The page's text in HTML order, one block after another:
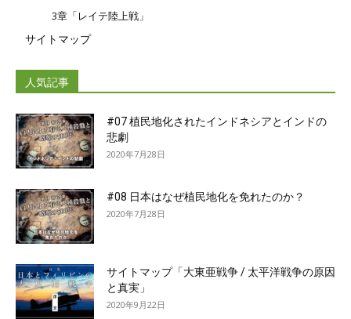
3章「レイテ陸上戦」
サイトマップ
人気記事
#07 植民地化されたインドネシアとインドの
悲劇
2020年7月28日
#08 日本はなぜ植民地化を免れたのか？
2020年7月28日
サイトマップ「大東亜戦争 / 太平洋戦争の原因
と真実」
2020年9月22日